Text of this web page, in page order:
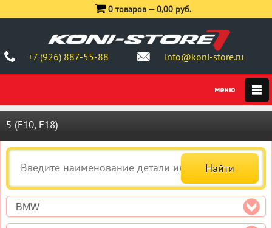
+7 (926) 887-55-88 info@koni-store.ru
0 товаров —0,00 руб.
5 (F10, F18)
BMW